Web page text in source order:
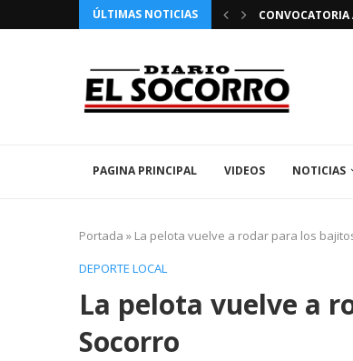
ÚLTIMAS NOTICIAS
PATRONALES 2026 EN EL SOCORRO CONVOCATORIA
PAGINA PRINCIPAL VIDEOS NOTICIAS
Portada » La pelota vuelve a rodar para los
DEPORTE LOCAL
La pelota vuelve a
Socorro